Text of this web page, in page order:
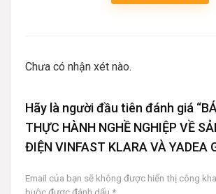
Chưa có nhận xét nào.
Hãy là người đầu tiên đánh giá
THỰC HÀNH NGHỀ NGHIỆP VỀ
ĐIỆN VINFAST KLARA VÀ YADEA
Email của bạn sẽ không được hiển thị công